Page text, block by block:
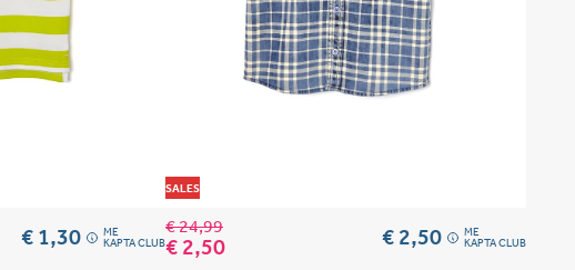
Προσθήκη στη λίστα αγαπημένων
€ 1,30 ME
ΚΑΡΤΑ CLUB
SALES
€ 24,99
€ 2,50 € 2,50 ME
ΚΑΡΤΑ CLUB